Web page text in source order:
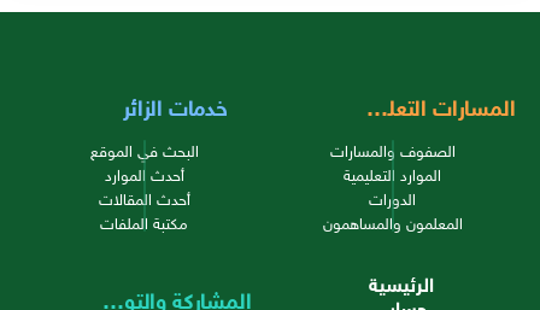
المسارات التعليمية
الصفوف والمسارات
الموارد التعليمية
الدورات
المعلمون والمساهمون
خدمات الزائر
البحث في الموقع
أحدث الموارد
أحدث المقالات
مكتبة الملفات
الرئيسية المشاركة والتواصل